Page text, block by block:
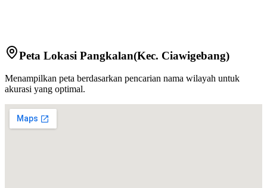
Peta Lokasi Pangkalan(Kec. Ciawigebang)
Menampilkan peta berdasarkan pencarian nama wilayah untuk
akurasi yang optimal.